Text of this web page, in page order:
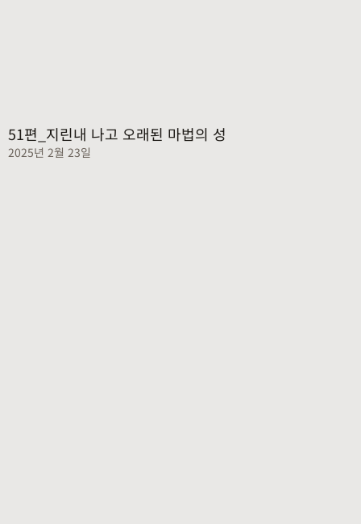
51편_지린내 나고 오래된 마법의 성
2025년 2월 23일